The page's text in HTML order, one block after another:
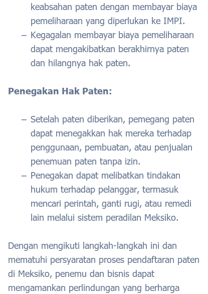
keabsahan paten dengan membayar biaya
pemeliharaan yang diperlukan ke IMPI.
Kegagalan membayar biaya pemeliharaan
dapat mengakibatkan berakhirnya paten
dan hilangnya hak paten.
Penegakan Hak Paten:
Setelah paten diberikan, pemegang paten
dapat menegakkan hak mereka terhadap
penggunaan, pembuatan, atau penjualan
penemuan paten tanpa izin.
Penegakan dapat melibatkan tindakan
hukum terhadap pelanggar, termasuk
mencari perintah, ganti rugi, atau remedi
lain melalui sistem peradilan Meksiko.
Dengan mengikuti langkah-langkah ini dan
mematuhi persyaratan proses pendaftaran paten
di Meksiko, penemu dan bisnis dapat
mengamankan perlindungan yang berharga